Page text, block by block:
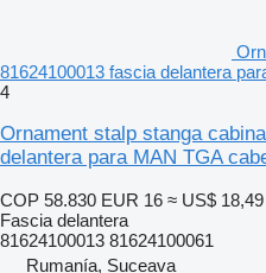
81624100013 fascia delantera
4
Ornament stalp stanga
delantera para MAN TGA
COP 58.830 EUR 16 ≈ US$ 18,49
Fascia delantera
81624100013 81624100061
Rumanía, Suceava